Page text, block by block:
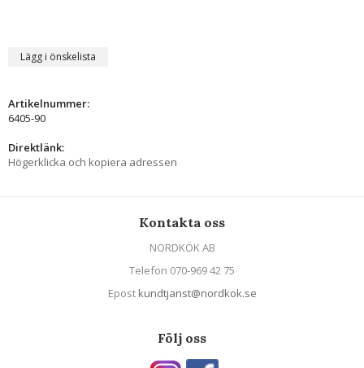
Lägg i önskelista
Artikelnummer:
6405-90
Direktlänk:
Högerklicka och kopiera adressen
Kontakta oss
NORDKÖK AB
Telefon 070-969 42 75
Epost kundtjanst@nordkok.se
Följ oss